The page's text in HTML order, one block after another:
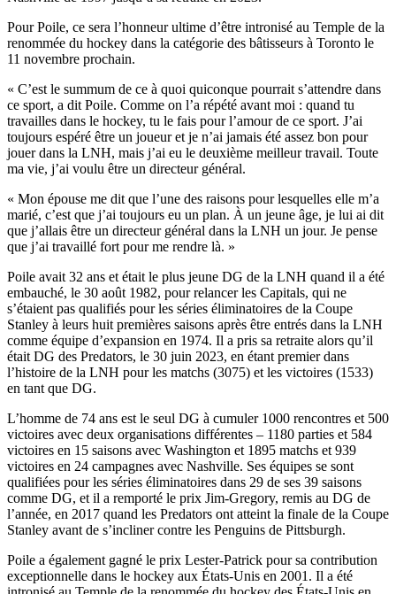
Pour Poile, ce sera l’honneur ultime d’être intronisé au Temple de la
renommée du hockey dans la catégorie des bâtisseurs à Toronto le
11 novembre prochain.
« C’est le summum de ce à quoi quiconque pourrait s’attendre dans
ce sport, a dit Poile. Comme on l’a répété avant moi : quand tu
travailles dans le hockey, tu le fais pour l’amour de ce sport. J’ai
toujours espéré être un joueur et je n’ai jamais été assez bon pour
jouer dans la LNH, mais j’ai eu le deuxième meilleur travail. Toute
ma vie, j’ai voulu être un directeur général.
« Mon épouse me dit que l’une des raisons pour lesquelles elle m’a
marié, c’est que j’ai toujours eu un plan. À un jeune âge, je lui ai dit
que j’allais être un directeur général dans la LNH un jour. Je pense
que j’ai travaillé fort pour me rendre là. »
Poile avait 32 ans et était le plus jeune DG de la LNH quand il a été
embauché, le 30 août 1982, pour relancer les Capitals, qui ne
s’étaient pas qualifiés pour les séries éliminatoires de la Coupe
Stanley à leurs huit premières saisons après être entrés dans la LNH
comme équipe d’expansion en 1974. Il a pris sa retraite alors qu’il
était DG des Predators, le 30 juin 2023, en étant premier dans
l’histoire de la LNH pour les matchs (3075) et les victoires (1533)
en tant que DG.
L’homme de 74 ans est le seul DG à cumuler 1000 rencontres et 500
victoires avec deux organisations différentes – 1180 parties et 584
victoires en 15 saisons avec Washington et 1895 matchs et 939
victoires en 24 campagnes avec Nashville. Ses équipes se sont
qualifiées pour les séries éliminatoires dans 29 de ses 39 saisons
comme DG, et il a remporté le prix Jim-Gregory, remis au DG de
l’année, en 2017 quand les Predators ont atteint la finale de la Coupe
Stanley avant de s’incliner contre les Penguins de Pittsburgh.
Poile a également gagné le prix Lester-Patrick pour sa contribution
exceptionnelle dans le hockey aux États-Unis en 2001. Il a été